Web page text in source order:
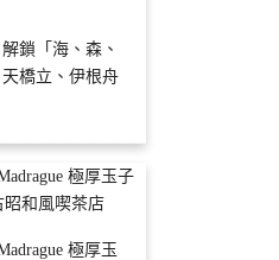
鎖「海、森、
橋立、伊根舟
極厚玉